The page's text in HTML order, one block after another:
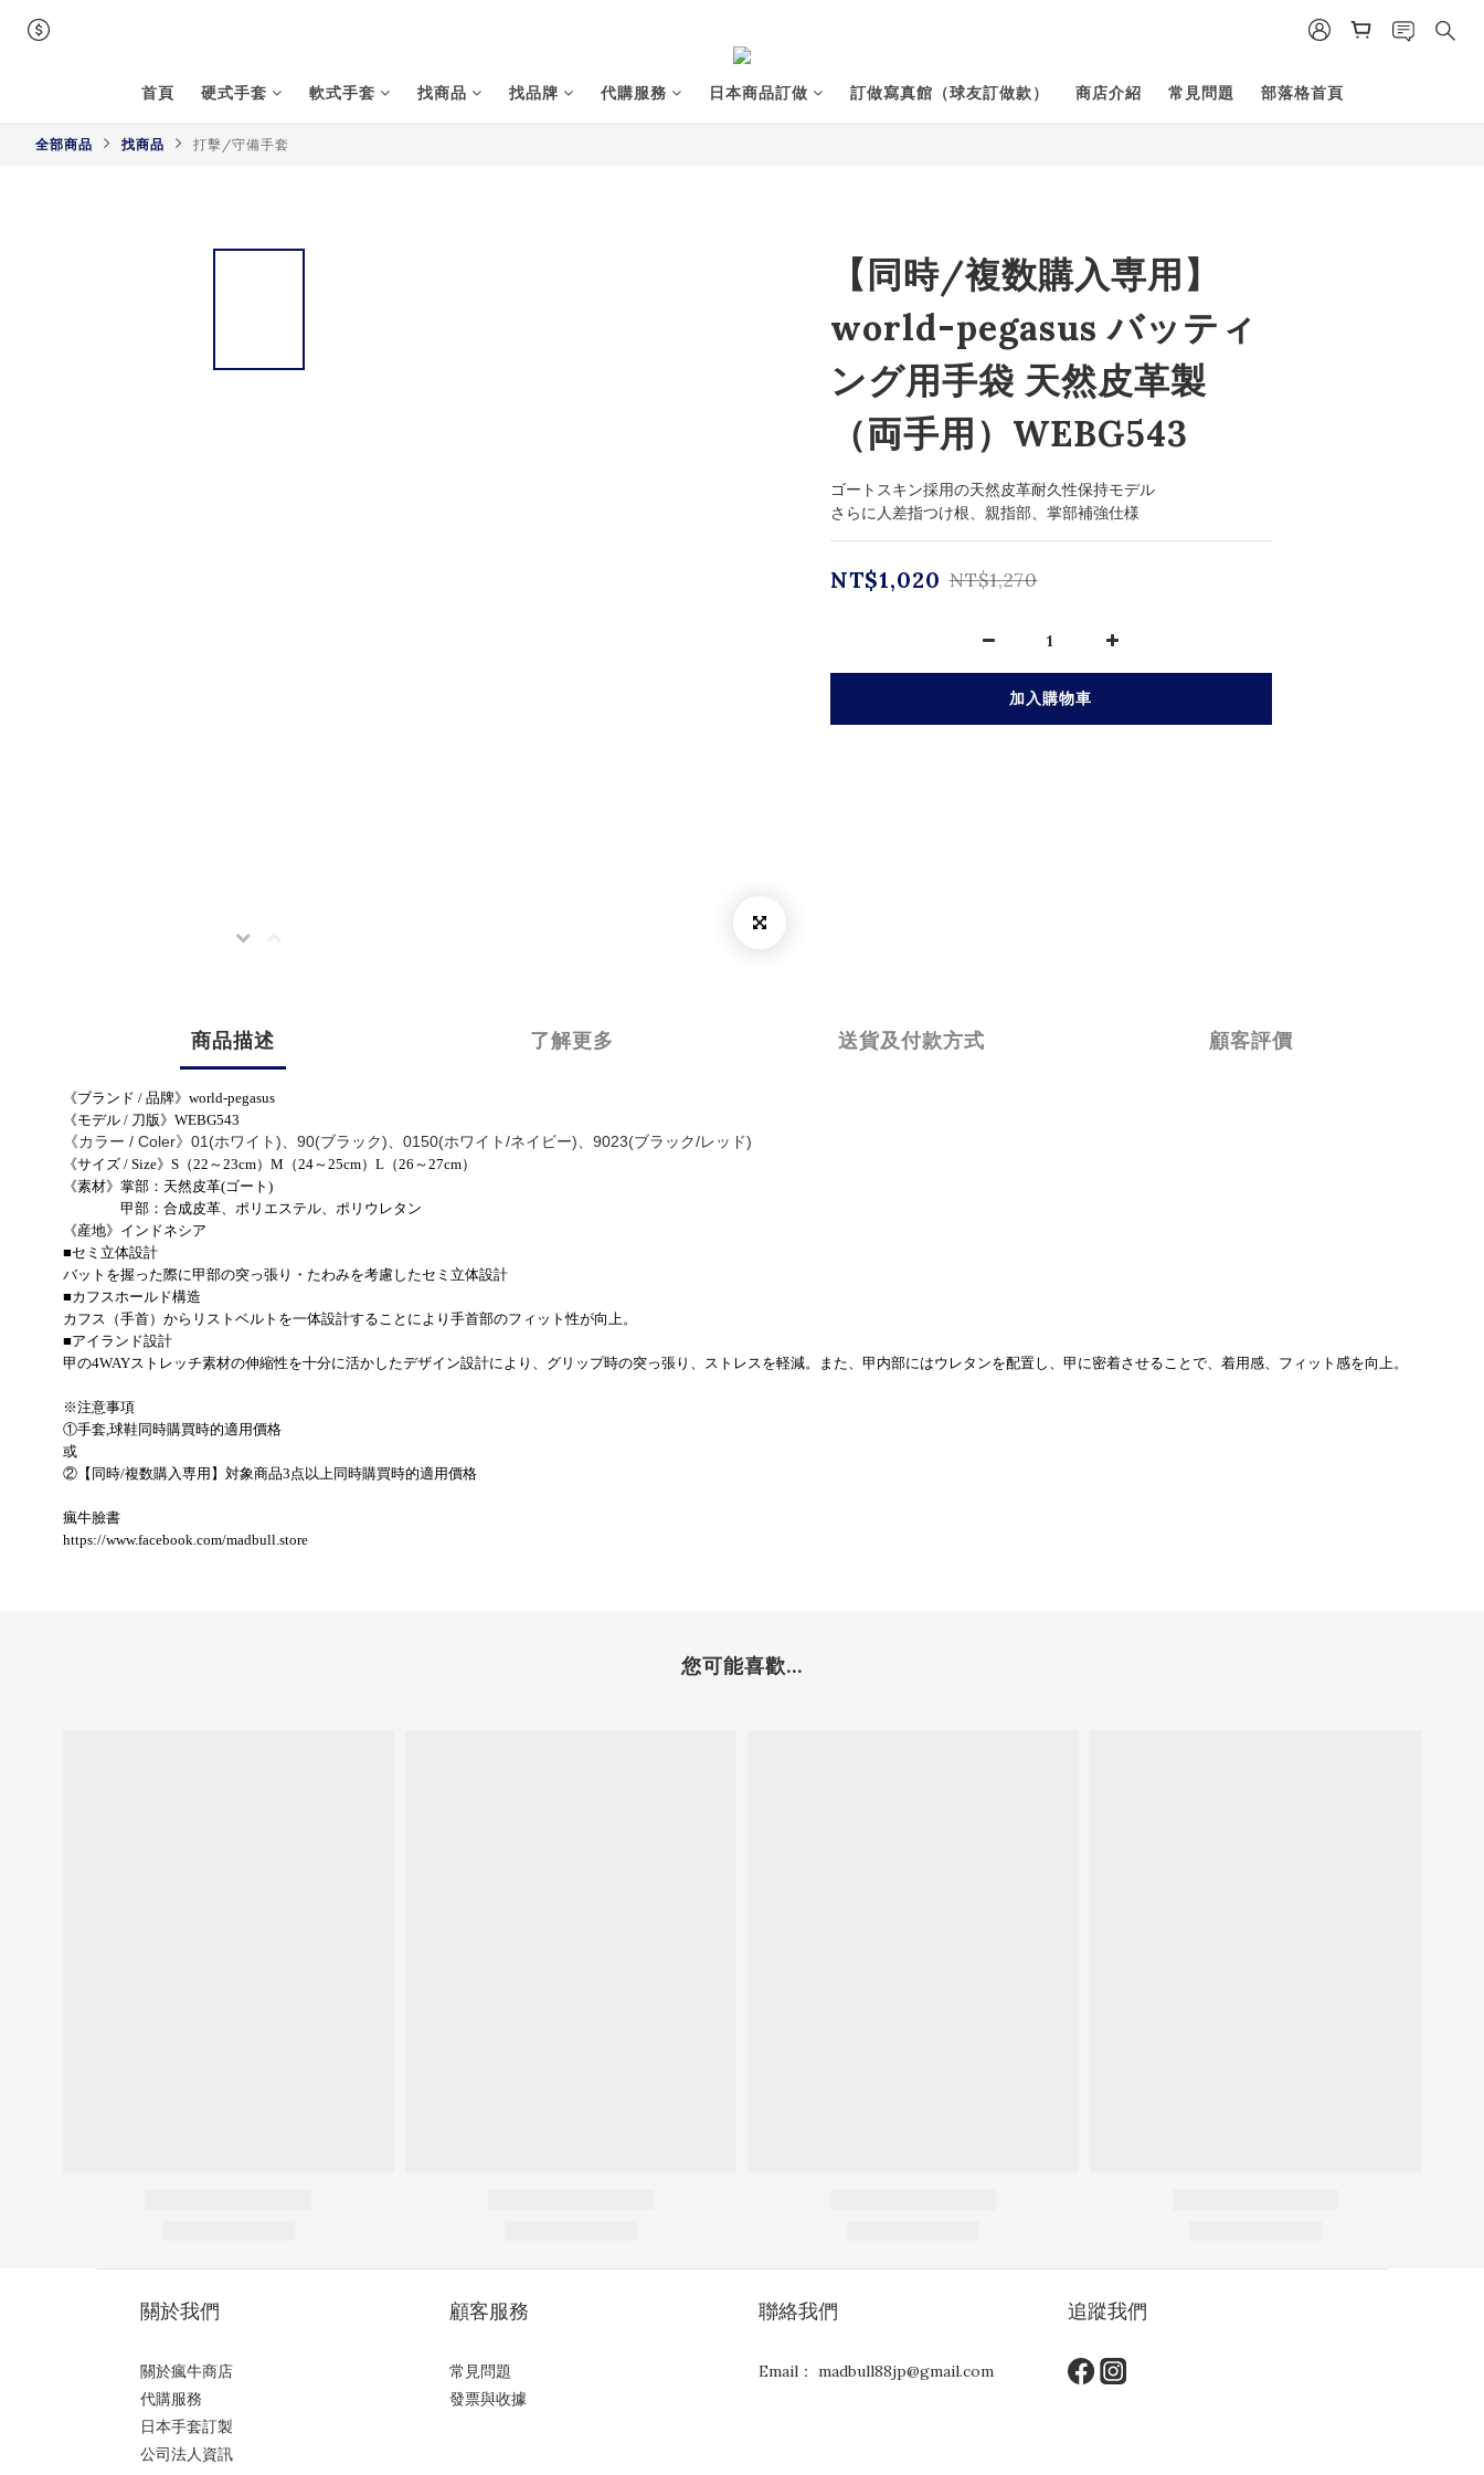
首頁 硬式手套 軟式手套 找商品 找品牌 代購服務 日本商品訂做 訂做寫真館（球友訂做款） 商店介紹 常見問題 部落格首頁
全部商品 找商品 打擊/守備手套
【同時/複数購入専用】
world-pegasus バッティ
ング用手袋 天然皮革製
（両手用）WEBG543
ゴートスキン採用の天然皮革耐久性保持モデル
さらに人差指つけ根、親指部、掌部補強仕様
NT$1,020 NT$1,270
加入購物車
商品描述 了解更多 送貨及付款方式 顧客評價
《ブランド / 品牌》world-pegasus
《モデル / 刀版》WEBG543
《カラー / Coler》01(ホワイト)、 90(ブラック)、0150(ホワイト/ネイビー)、9023(ブラック/レッド)
《サイズ / Size》S（22～23cm） M（24～25cm） L（26～27cm）
《素材》掌部：天然皮革(ゴート)
甲部：合成皮革、ポリエステル、ポリウレタン
《産地》インドネシア
■セミ立体設計
バットを握った際に甲部の突っ張り・たわみを考慮したセミ立体設計
■カフスホールド構造
カフス（手首）からリストベルトを一体設計することにより手首部のフィット性が向上。
■アイランド設計
甲の4WAYストレッチ素材の伸縮性を十分に活かしたデザイン設計により、グリップ時の突っ張り、ストレスを軽減。また、甲内部にはウレタンを配置し、甲に密着させることで、着用感、フィット感を向上。
※注意事項
①手套,球鞋同時購買時的適用價格
或
②【同時/複数購入専用】対象商品3点以上同時購買時的適用價格
瘋牛臉書
https://www.facebook.com/madbull.store
您可能喜歡...
關於我們
關於瘋牛商店
代購服務
日本手套訂製
公司法人資訊
顧客服務
常見問題
發票與收據
聯絡我們
Email： madbull88jp@gmail.com
追蹤我們